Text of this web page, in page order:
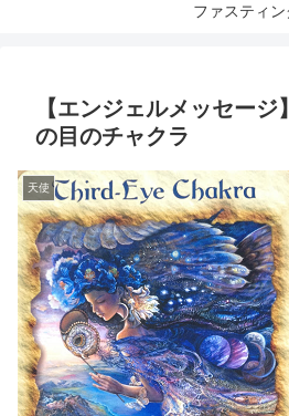
ファスティン
【エンジェルメッセー
の目のチャクラ
天使